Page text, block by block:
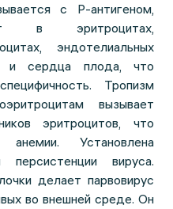
с Р-антигеном,
в эритроцитах,
эндотелиальных
и сердца плода, что
Тропизм
вызывает
эритроцитов, что
Установлена
персистенции вируса.
делает парвовирус
во внешней среде. Он